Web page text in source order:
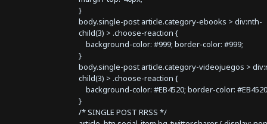
}
body.single-post article.category-ebooks > div:nth-
child(3) > .choose-reaction {
background-color: #999; border-color: #999;
}
body.single-post article.category-videojuegos >
child(3) > .choose-reaction {
background-color: #EB4520; border-color:
}
/* SINGLE POST RRSS */